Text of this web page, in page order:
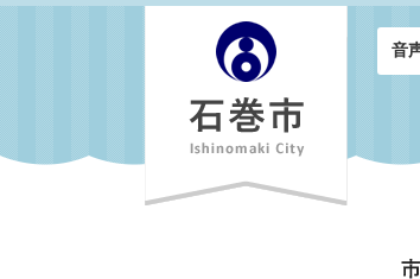
音